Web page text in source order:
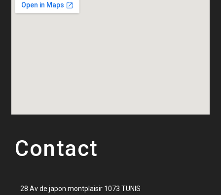
Contact
28 Av de japon montplaisir 1073 TUNIS